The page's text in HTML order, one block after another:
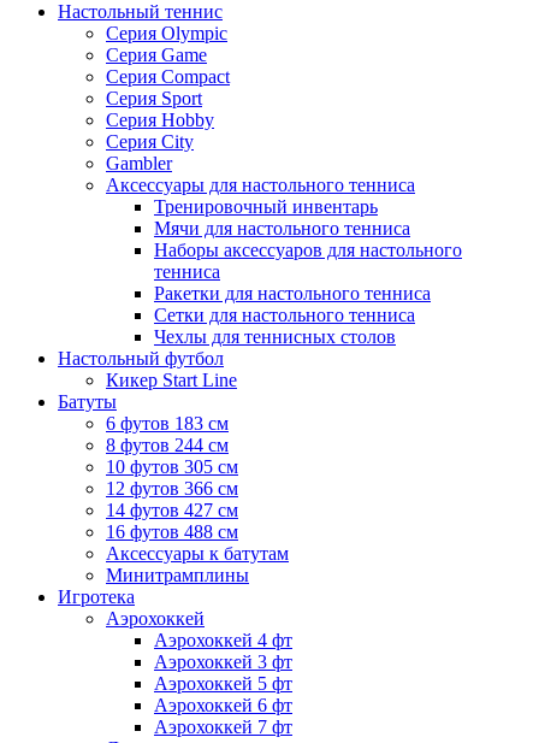
Настольный теннис
Серия Olympic
Серия Game
Серия Compact
Серия Sport
Серия Hobby
Серия City
Gambler
Аксессуары для настольного тенниса
Тренировочный инвентарь
Мячи для настольного тенниса
Наборы аксессуаров для настольного
тенниса
Ракетки для настольного тенниса
Сетки для настольного тенниса
Чехлы для теннисных столов
Настольный футбол
Кикер Start Line
Батуты
6 футов 183 см
8 футов 244 см
10 футов 305 см
12 футов 366 см
14 футов 427 см
16 футов 488 см
Аксессуары к батутам
Минитрамплины
Игротека
Аэрохоккей
Аэрохоккей 4 фт
Аэрохоккей 3 фт
Аэрохоккей 5 фт
Аэрохоккей 6 фт
Аэрохоккей 7 фт